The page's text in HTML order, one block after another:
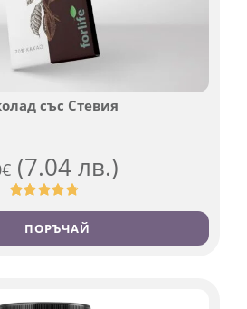
със Стевия
€ (7.04 лв.)
Оценен
4.79 от 5,
базирано
185
ПОРЪЧАЙ